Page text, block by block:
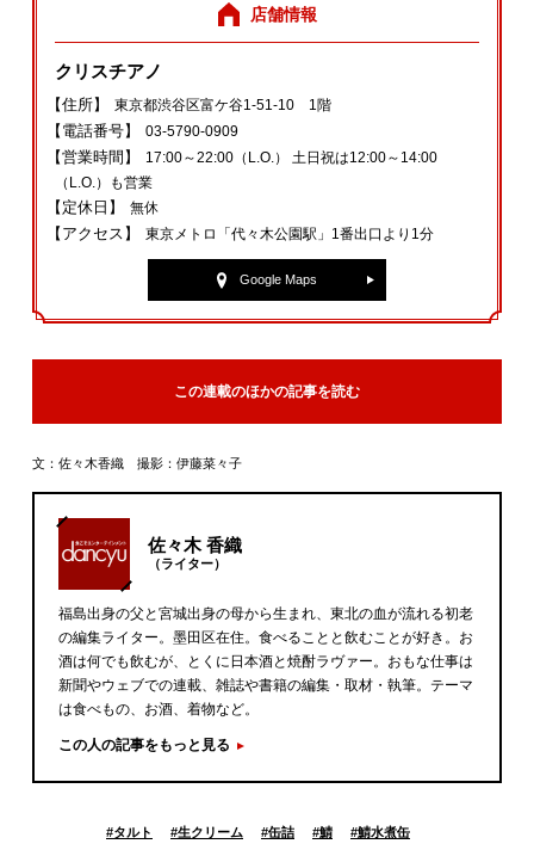
店舗情報
クリスチアノ
【住所】 東京都渋谷区富ケ谷1-51-10 1階
【電話番号】 03-5790-0909
【営業時間】
17:00～22:00（L.O.） 土日祝は12:00～14:00
（L.O.）も営業
【定休日】 無休
【アクセス】 東京メトロ「代々木公園駅」1番出口より1分
Google Maps
この連載のほかの記事を読む
文：佐々木香織 撮影：伊藤菜々子
佐々木 香織
（ライター）
福島出身の父と宮城出身の母から生まれ、東北の血が流れる初老
の編集ライター。墨田区在住。食べることと飲むことが好き。お
酒は何でも飲むが、とくに日本酒と焼酎ラヴァー。おもな仕事は
新聞やウェブでの連載、雑誌や書籍の編集・取材・執筆。テーマ
は食べもの、お酒、着物など。
この人の記事をもっと見る
#タルト #生クリーム #缶詰 #鯖 #鯖水煮缶